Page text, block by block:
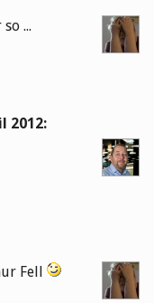
...
2012:
Fell